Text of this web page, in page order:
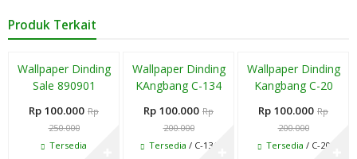
Produk Terkait
Diskon
60%
Wallpaper Dinding
Sale 890901
Rp 100.000 Rp
250.000
Tersedia
Diskon
50%
Wallpaper Dinding
KAngbang C-134
Rp 100.000 Rp
200.000
Tersedia / C-134
Diskon
50%
Wallpaper Dinding
Kangbang C-20
Rp 100.000 Rp
200.000
Tersedia / C-20